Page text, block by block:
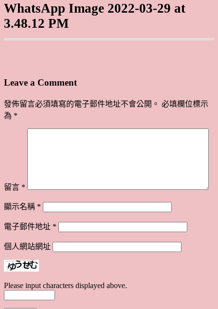
WhatsApp Image 2022-03-29 at
3.48.12 PM
Leave a Comment
發佈留言必須填寫的電子郵件地址不會公開。 必填欄位標示
為 *
留言 *
顯示名稱 *
電子郵件地址 *
個人網站網址
Please input characters displayed above.